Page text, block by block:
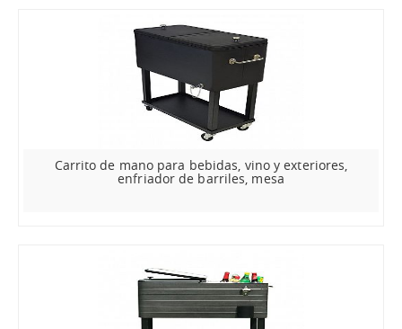
Carrito de mano para bebidas, vino y exteriores,
enfriador de barriles, mesa